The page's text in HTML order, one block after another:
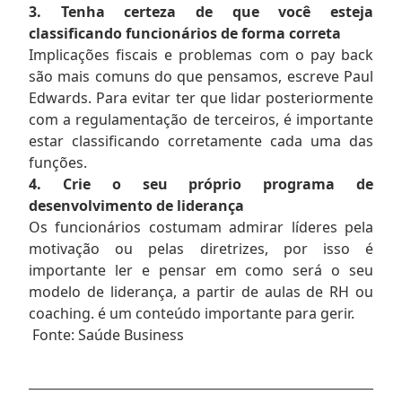
3. Tenha certeza de que você esteja
classificando funcionários de forma correta
Implicações fiscais e problemas com o pay back
são mais comuns do que pensamos, escreve Paul
Edwards. Para evitar ter que lidar posteriormente
com a regulamentação de terceiros, é importante
estar classificando corretamente cada uma das
funções.
4. Crie o seu próprio programa de
desenvolvimento de liderança
Os funcionários costumam admirar líderes pela
motivação ou pelas diretrizes, por isso é
importante ler e pensar em como será o seu
modelo de liderança, a partir de aulas de RH ou
coaching. é um conteúdo importante para gerir.
Fonte: Saúde Business